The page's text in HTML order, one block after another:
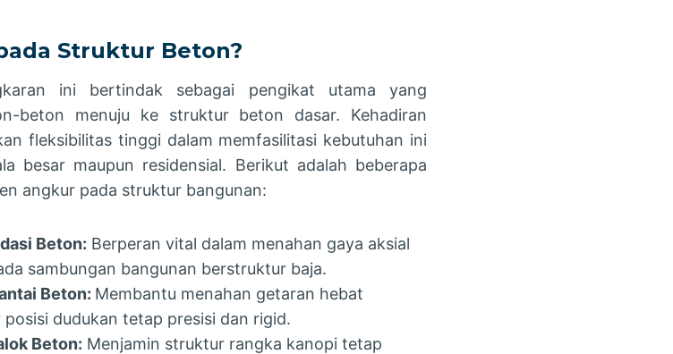
Struktur Beton?
ini bertindak sebagai pengikat utama yang
beton menuju ke struktur beton dasar. Kehadiran
fleksibilitas tinggi dalam memfasilitasi kebutuhan ini
besar maupun residensial. Berikut adalah beberapa
angkur pada struktur bangunan:
Beton: Berperan vital dalam menahan gaya aksial
sambungan bangunan berstruktur baja.
Beton: Membantu menahan getaran hebat
dudukan tetap presisi dan rigid.
Beton: Menjamin struktur rangka kanopi tetap